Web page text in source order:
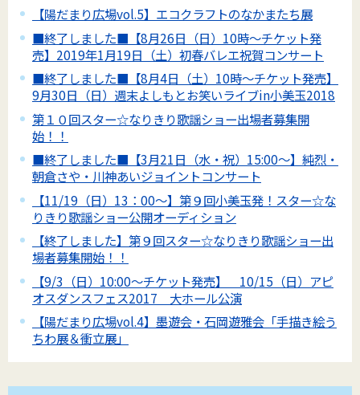
【陽だまり広場vol.5】エコクラフトのなかまたち展
■終了しました■【8月26日（日）10時～チケット発
売】2019年1月19日（土）初春バレエ祝賀コンサート
■終了しました■【8月4日（土）10時～チケット発売】
9月30日（日）週末よしもとお笑いライブin小美玉2018
第１０回スター☆なりきり歌謡ショー出場者募集開
始！！
■終了しました■【3月21日（水・祝）15:00～】純烈・
朝倉さや・川神あいジョイントコンサート
【11/19（日）13：00～】第９回小美玉発！スター☆な
りきり歌謡ショー公開オーディション
【終了しました】第９回スター☆なりきり歌謡ショー出
場者募集開始！！
【9/3（日）10:00～チケット発売】 10/15（日）アピ
オスダンスフェス2017 大ホール公演
【陽だまり広場vol.4】墨遊会・石岡遊雅会「手描き絵う
ちわ展＆衝立展」